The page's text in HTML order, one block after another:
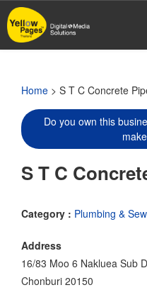
Skip
to
main
Home > S T C Concrete
Do you own this
S T C
Category : Plumbing &
Address
16/83 Moo 6 Nakluea Sub
Chonburi 20150